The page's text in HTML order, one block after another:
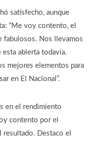
satisfecho, aunque
“Me voy contento, el
fabulosos. Nos llevamos
esta abierta todavía.
mejores elementos para
en El Nacional”.
en el rendimiento
contento por el
Destaco el